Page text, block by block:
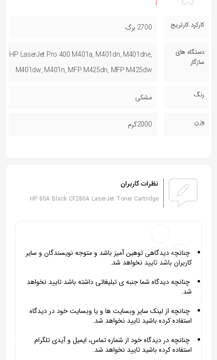
کارکرد کارتریج 2700 برگ
دستگاه های
سازگار
HP LaserJet Pro 400 M401a, M401dn, M401dne,
M401dw, M401n, MFP M425dn, MFP M425dw
رنگ مشکی
وزن 2000گرم
نظرات کاربران
HP 80A Black CF280A LaserJet Toner Cartridge
چنانچه دیدگاهی توهین آمیز باشد و متوجه نویسندگان و سایر
کاربران باشد تایید نخواهد شد.
چنانچه دیدگاه شما جنبه ی تبلیغاتی داشته باشد تایید نخواهد
شد.
چنانچه از لینک سایر وبسایت ها و یا وبسایت خود در دیدگاه
استفاده کرده باشید تایید نخواهد شد.
چنانچه در دیدگاه خود از شماره تماس، ایمیل و آیدی تلگرام
استفاده کرده باشید تایید نخواهد شد.